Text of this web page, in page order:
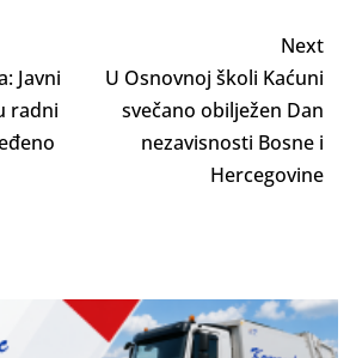
Javni
radni
Next
U Osnovnoj školi Kaćuni
svečano obilježen Dan
nezavisnosti Bosne i
Hercegovine